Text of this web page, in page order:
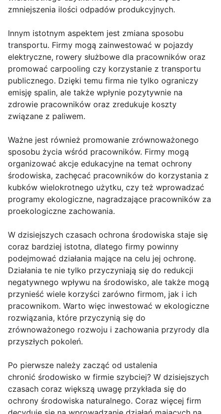
zmniejszenia ilości odpadów produkcyjnych.
Innym istotnym aspektem jest zmiana sposobu
transportu. Firmy mogą zainwestować w pojazdy
elektryczne, rowery służbowe dla pracowników oraz
promować carpooling czy korzystanie z transportu
publicznego. Dzięki temu firma nie tylko ograniczy
emisję spalin, ale także wpłynie pozytywnie na
zdrowie pracowników oraz zredukuje koszty
związane z paliwem.
Ważne jest również promowanie zrównoważonego
sposobu życia wśród pracowników. Firmy mogą
organizować akcje edukacyjne na temat ochrony
środowiska, zachęcać pracowników do korzystania z
kubków wielokrotnego użytku, czy też wprowadzać
programy ekologiczne, nagradzające pracowników za
proekologiczne zachowania.
W dzisiejszych czasach ochrona środowiska staje się
coraz bardziej istotna, dlatego firmy powinny
podejmować działania mające na celu jej ochronę.
Działania te nie tylko przyczyniają się do redukcji
negatywnego wpływu na środowisko, ale także mogą
przynieść wiele korzyści zarówno firmom, jak i ich
pracownikom. Warto więc inwestować w ekologiczne
rozwiązania, które przyczynią się do
zrównoważonego rozwoju i zachowania przyrody dla
przyszłych pokoleń.
Po pierwsze należy zacząć od ustalenia
chronić środowisko w firmie szybciej? W dzisiejszych
czasach coraz większą uwagę przykłada się do
ochrony środowiska naturalnego. Coraz więcej firm